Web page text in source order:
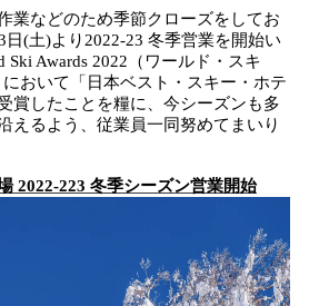
業などのため季節クローズをしてお
日(土)より2022-23 冬季営業を開始い
Ski Awards 2022（ワールド・スキ
おいて「日本ベスト・スキー・ホテ
賞したことを糧に、今シーズンも多
えるよう、従業員一同努めてまいり
2022-223 冬季シーズン営業開始